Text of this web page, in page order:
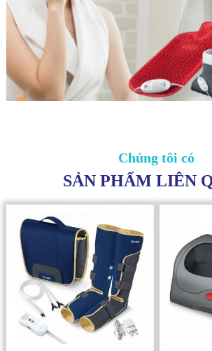
Chúng tôi có
SẢN PHẨM LIÊN